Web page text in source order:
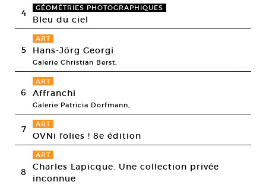
4 GÉOMÉTRIES PHOTOGRAPHIQUES
Bleu du ciel
5
ART
Hans-Jörg Georgi
Galerie Christian Berst,
6
ART
Affranchi
Galerie Patricia Dorfmann,
7 ART
OVNi folies ! 8e édition
8
ART
Charles Lapicque. Une collection privée
inconnue